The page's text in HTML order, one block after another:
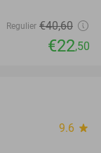
Regulier €40,60
€22,50
9.6 star